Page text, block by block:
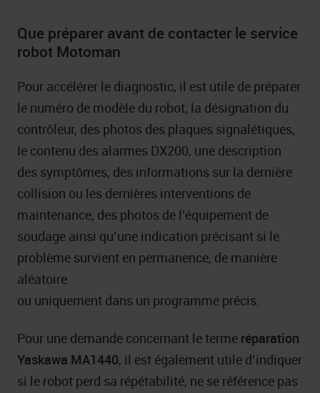
Que préparer avant de contacter le service
robot Motoman
Pour accélérer le diagnostic, il est utile de préparer
le numéro de modèle du robot, la désignation du
contrôleur, des photos des plaques signalétiques,
le contenu des alarmes DX200, une description
des symptômes, des informations sur la dernière
collision ou les dernières interventions de
maintenance, des photos de l’équipement de
soudage ainsi qu’une indication précisant si le
problème survient en permanence, de manière
aléatoire
ou uniquement dans un programme précis.
Pour une demande concernant le terme réparation
Yaskawa MA1440, il est également utile d’indiquer
si le robot perd sa répétabilité, ne se référence pas